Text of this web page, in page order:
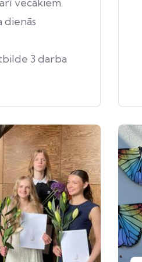
dienās
3 darba